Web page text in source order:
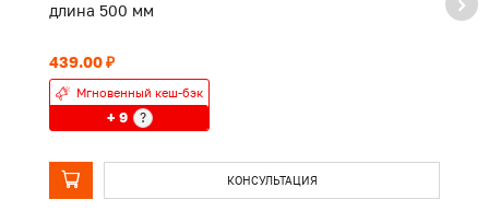
длина 500 мм
439.00 ₽
Мгновенный кеш-бэк
+ 9 ?
КОНСУЛЬТАЦИЯ